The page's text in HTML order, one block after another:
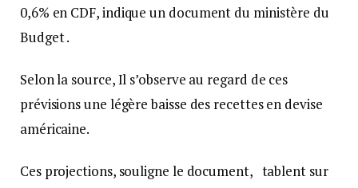
0,6% en CDF, indique un document du ministère du
Budget .
Selon la source, Il s’observe au regard de ces
prévisions une légère baisse des recettes en devise
américaine.
Ces projections, souligne le document, tablent sur